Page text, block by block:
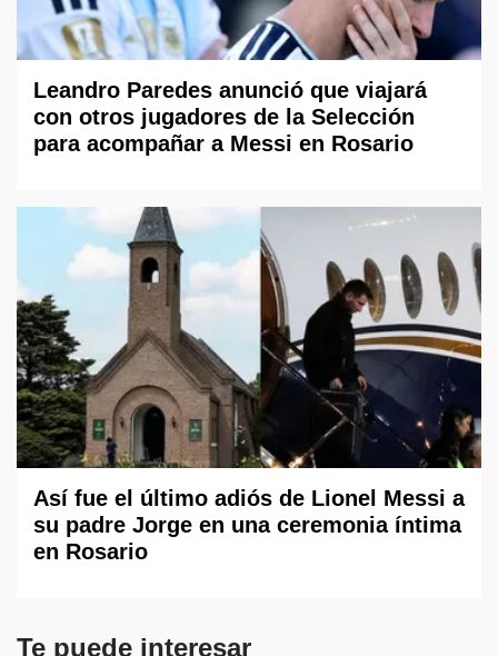
Leandro Paredes anunció que viajará
con otros jugadores de la Selección
para acompañar a Messi en Rosario
Así fue el último adiós de Lionel Messi a
su padre Jorge en una ceremonia íntima
en Rosario
Te puede interesar